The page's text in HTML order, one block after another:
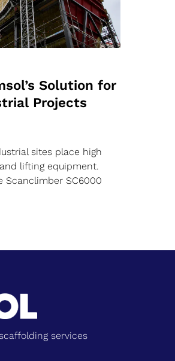
Solution for
Projects
sites place high
lifting equipment.
Scanclimber SC6000
services